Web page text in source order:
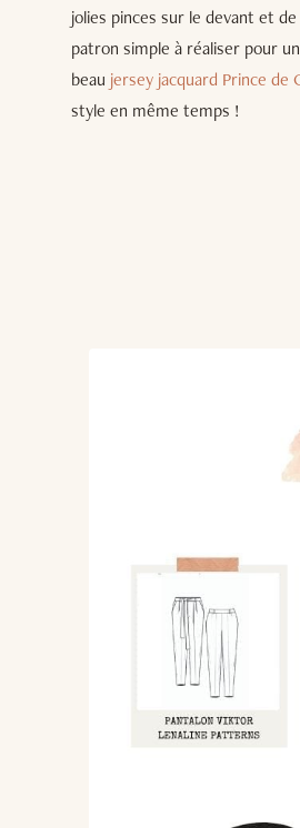
jolies pinces sur le devant et
patron simple à réaliser pour
beau jersey jacquard Prince de
style en même temps !